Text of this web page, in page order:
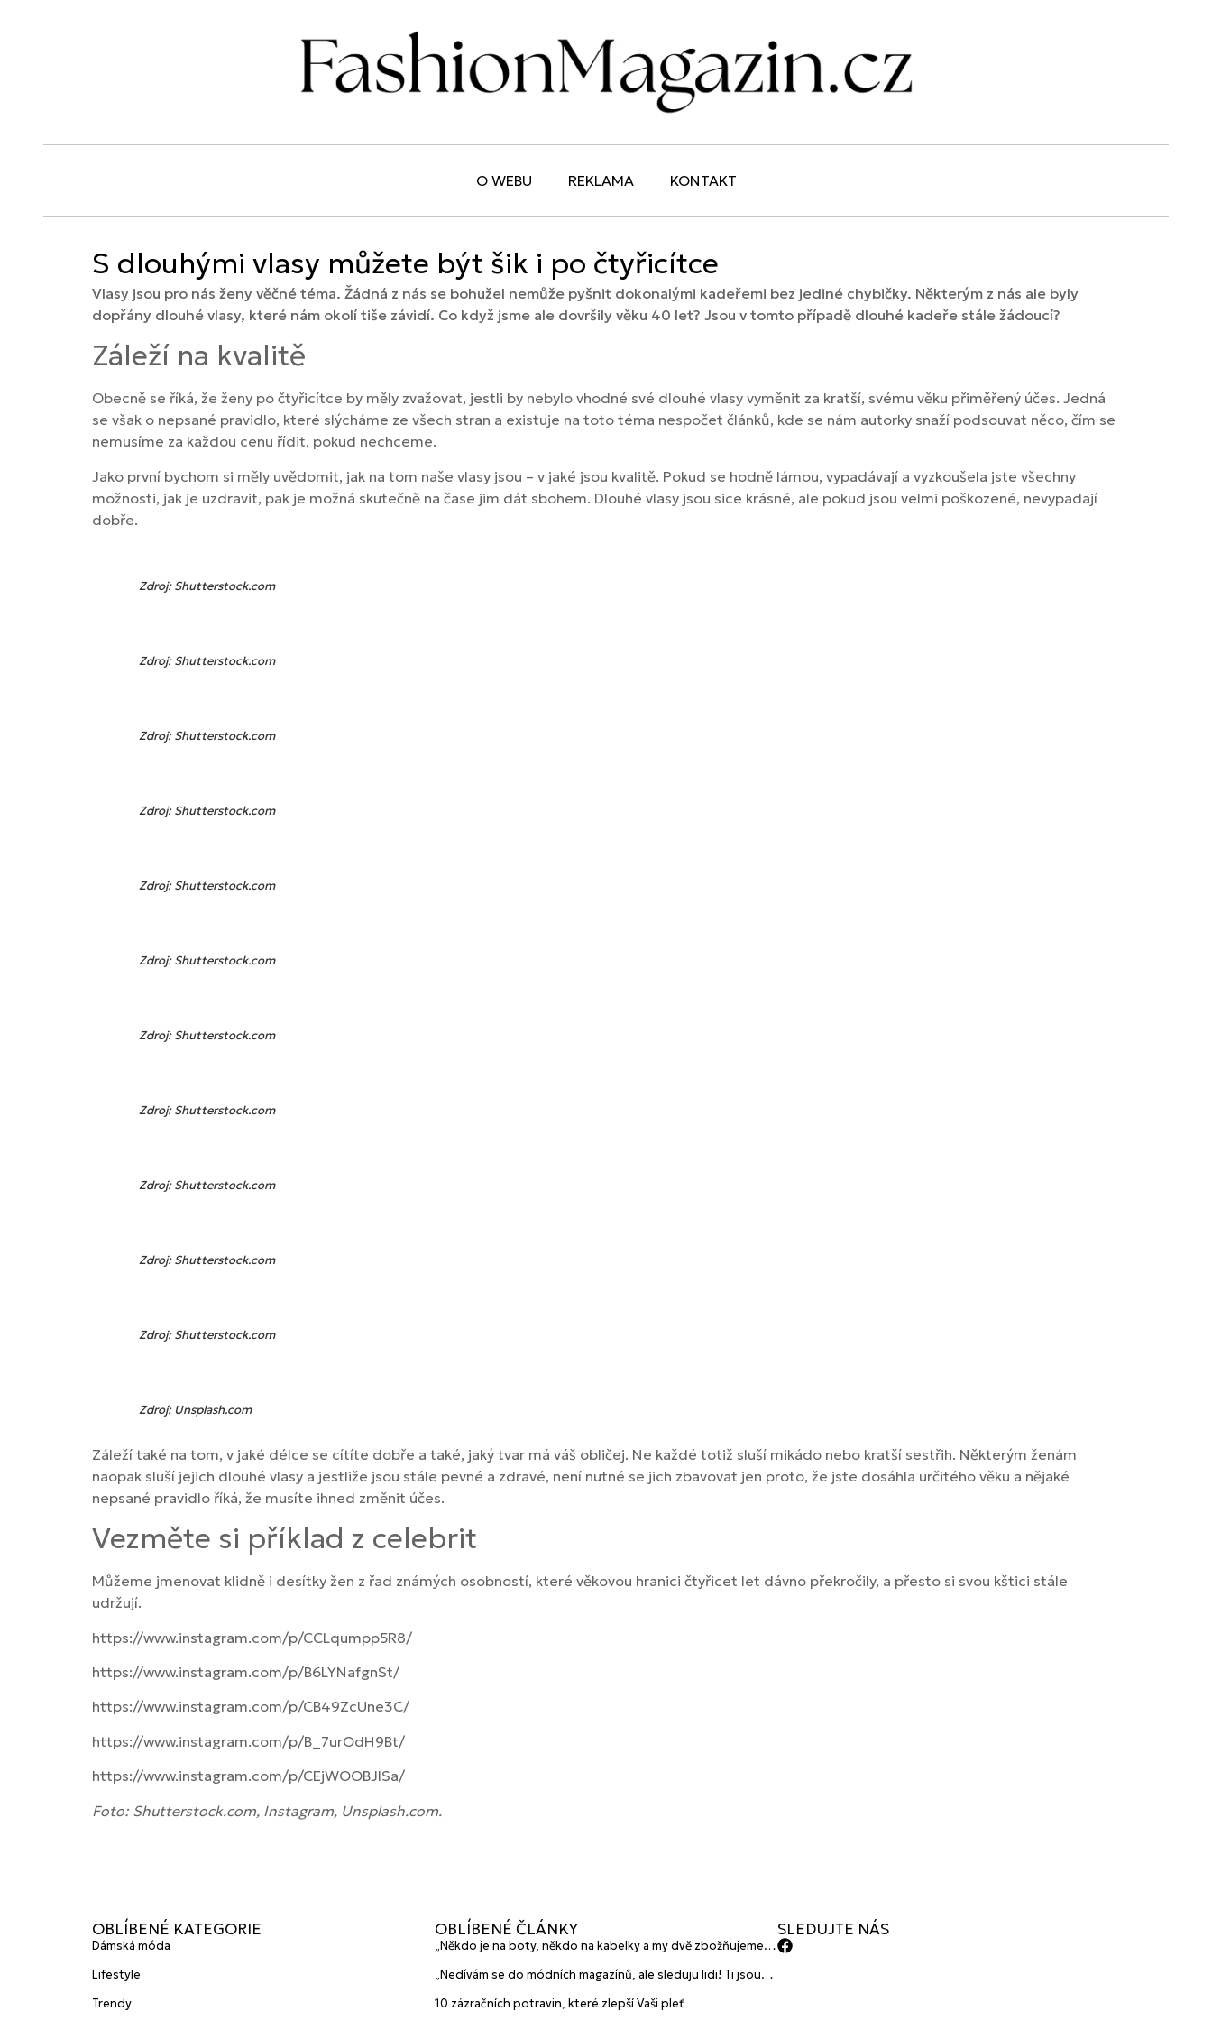
O WEBU REKLAMA KONTAKT
S dlouhými vlasy můžete být šik i po čtyřicítce
Vlasy jsou pro nás ženy věčné téma. Žádná z nás se bohužel nemůže pyšnit dokonalými kadeřemi bez jediné chybičky. Některým z nás ale byly
dopřány dlouhé vlasy, které nám okolí tiše závidí. Co když jsme ale dovršily věku 40 let? Jsou v tomto případě dlouhé kadeře stále žádoucí?
Záleží na kvalitě
Obecně se říká, že ženy po čtyřicítce by měly zvažovat, jestli by nebylo vhodné své dlouhé vlasy vyměnit za kratší, svému věku přiměřený účes. Jedná
se však o nepsané pravidlo, které slýcháme ze všech stran a existuje na toto téma nespočet článků, kde se nám autorky snaží podsouvat něco, čím se
nemusíme za každou cenu řídit, pokud nechceme.
Jako první bychom si měly uvědomit, jak na tom naše vlasy jsou – v jaké jsou kvalitě. Pokud se hodně lámou, vypadávají a vyzkoušela jste všechny
možnosti, jak je uzdravit, pak je možná skutečně na čase jim dát sbohem. Dlouhé vlasy jsou sice krásné, ale pokud jsou velmi poškozené, nevypadají
dobře.
Zdroj: Shutterstock.com
Zdroj: Shutterstock.com
Zdroj: Shutterstock.com
Zdroj: Shutterstock.com
Zdroj: Shutterstock.com
Zdroj: Shutterstock.com
Zdroj: Shutterstock.com
Zdroj: Shutterstock.com
Zdroj: Shutterstock.com
Zdroj: Shutterstock.com
Zdroj: Shutterstock.com
Zdroj: Unsplash.com
Záleží také na tom, v jaké délce se cítíte dobře a také, jaký tvar má váš obličej. Ne každé totiž sluší mikádo nebo kratší sestřih. Některým ženám
naopak sluší jejich dlouhé vlasy a jestliže jsou stále pevné a zdravé, není nutné se jich zbavovat jen proto, že jste dosáhla určitého věku a nějaké
nepsané pravidlo říká, že musíte ihned změnit účes.
Vezměte si příklad z celebrit
Můžeme jmenovat klidně i desítky žen z řad známých osobností, které věkovou hranici čtyřicet let dávno překročily, a přesto si svou kštici stále
udržují.
https://www.instagram.com/p/CCLqumpp5R8/
https://www.instagram.com/p/B6LYNafgnSt/
https://www.instagram.com/p/CB49ZcUne3C/
https://www.instagram.com/p/B_7urOdH9Bt/
https://www.instagram.com/p/CEjWOOBJlSa/
Foto: Shutterstock.com, Instagram, Unsplash.com.
OBLÍBENÉ KATEGORIE
Dámská móda
Lifestyle
Trendy
OBLÍBENÉ ČLÁNKY
„Někdo je na boty, někdo na kabelky a my dvě zbožňujeme
značky HANAJANA Swimwear
„Nedívám se do módních magazínů, ale sleduju lidi! Ti jsou
10 zázračních potravin, které zlepší Vaši pleť
SLEDUJTE NÁS